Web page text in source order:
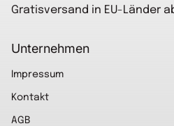
Gratisversand in EU-Länder
Unternehmen
Impressum
Kontakt
AGB